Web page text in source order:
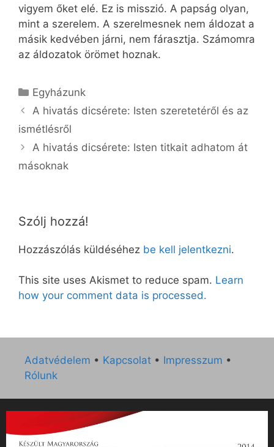
vigyem őket elé. Ez is misszió. A papság olyan,
mint a szerelem. A szerelmesnek nem áldozat a
másik kedvében járni, nem fárasztja. Számomra
az áldozatok örömet hoznak.
Kategória
Egyházunk
A hivatás dicsérete: Isten szeretetéről és az
ismétlésről
A hivatás dicsérete: Isten titkait adhatom át
másoknak
Szólj hozzá!
Hozzászólás küldéséhez be kell jelentkezni.
This site uses Akismet to reduce spam. Learn
how your comment data is processed.
Adatvédelem • Kapcsolat • Impresszum •
Rólunk